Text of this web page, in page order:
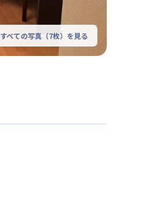
すべての写真（7枚）を見る